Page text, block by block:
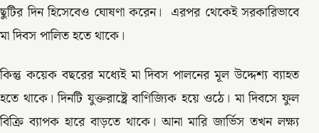
ছুটির দিন হিসেবেও ঘোষণা করেন। এরপর থেকেই সরকারিভাবে
মা দিবস পালিত হতে থাকে।
কিন্তু কয়েক বছরের মধ্যেই মা দিবস পালনের মূল উদ্দেশ্য ব্যাহত
হতে থাকে। দিনটি যুক্তরাষ্ট্রে বাণিজ্যিক হয়ে ওঠে। মা দিবসে ফুল
বিক্রি ব্যাপক হারে বাড়তে থাকে। আনা মারি জার্ভিস তখন লক্ষ্য